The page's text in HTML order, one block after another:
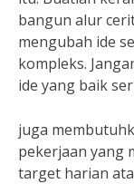
bangun alur
mengubah ide
kompleks.
ide yang baik
juga
pekerjaan yang
target harian